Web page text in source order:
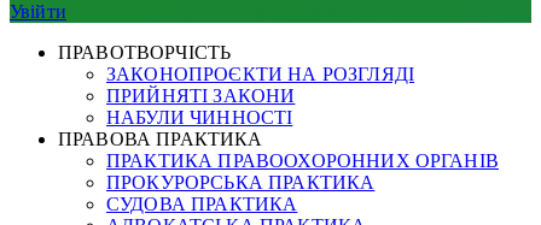
Увійти
ПРАВОТВОРЧІСТЬ
ЗАКОНОПРОЄКТИ НА РОЗГЛЯДІ
ПРИЙНЯТІ ЗАКОНИ
НАБУЛИ ЧИННОСТІ
ПРАВОВА ПРАКТИКА
ПРАКТИКА ПРАВООХОРОННИХ ОРГАНІВ
ПРОКУРОРСЬКА ПРАКТИКА
СУДОВА ПРАКТИКА